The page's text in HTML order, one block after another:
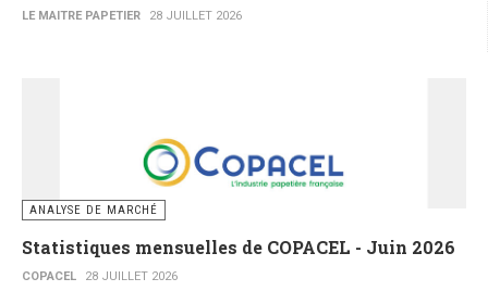
LE MAITRE PAPETIER 28 JUILLET 2026
ANALYSE DE MARCHÉ
Statistiques mensuelles de COPACEL - Juin 2026
COPACEL 28 JUILLET 2026